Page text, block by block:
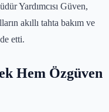
Yardımcısı Güven,
akıllı tahta bakım ve
etti.
Hem Özgüven